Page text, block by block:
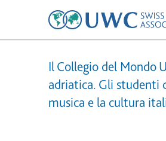
Il Collegio del Mondo
adriatica. Gli studenti
musica e la cultura